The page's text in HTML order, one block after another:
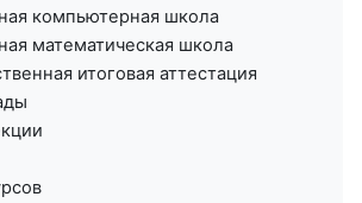
компьютерная школа
математическая школа
итоговая аттестация